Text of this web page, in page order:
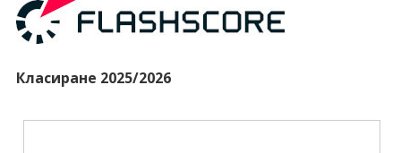
Класиране 2025/2026